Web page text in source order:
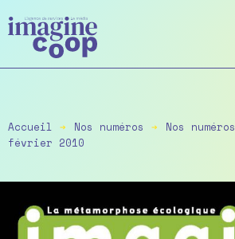
to
the
content
Accueil ➔ Nos numéros ➔ Nos numéros
février 2010